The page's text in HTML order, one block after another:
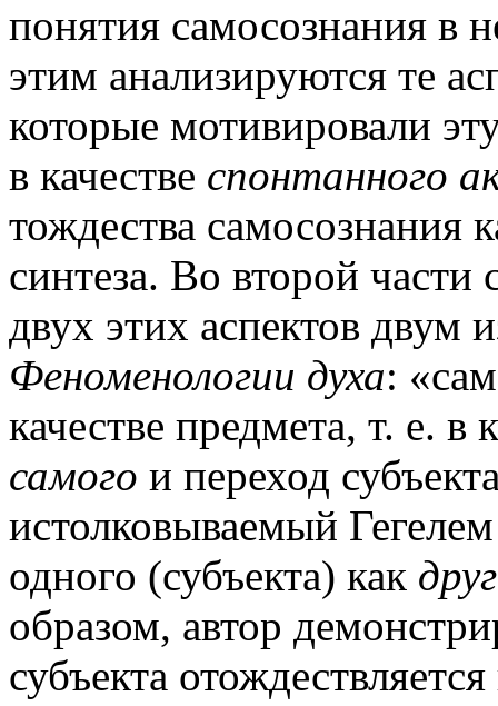
понятия самосознания в
этим анализируются те
которые мотивировали
в качестве спонтанного
тождества самосознания
синтеза. Во второй части
двух этих аспектов двум
Феноменологии духа:
качестве предмета, т. е. в
самого и переход
истолковываемый
одного (субъекта) как
образом, автор
субъекта